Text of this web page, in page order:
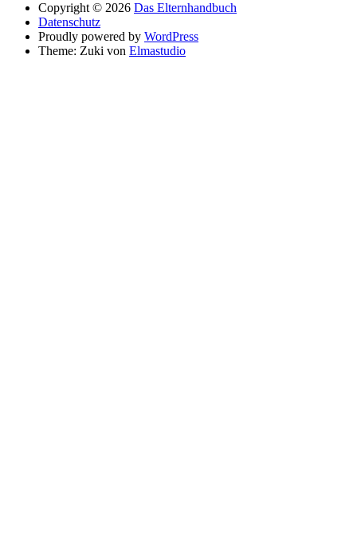
Copyright © 2026 Das Elternhandbuch
Datenschutz
Proudly powered by WordPress
Theme: Zuki von Elmastudio